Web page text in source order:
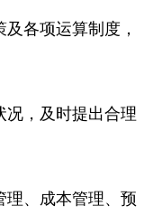
各项运算制度，
况，及时提出合理
理、成本管理、预